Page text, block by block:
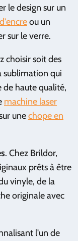
le design sur un
ou un
sur le verre.
choisir soit des
sublimation qui
haute qualité,
machine laser
unechope en
. Chez Brildor,
prêts à être
vinyle, de la
originale avec
l'un de